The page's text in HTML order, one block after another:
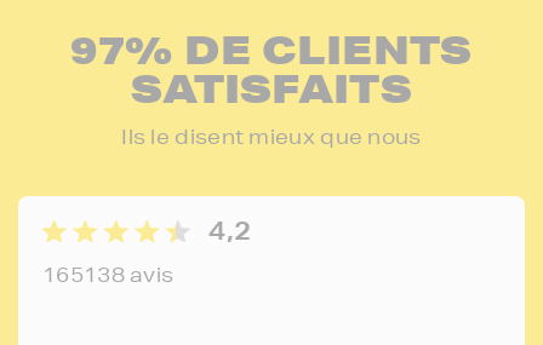
97% DE CLIENTS
SATISFAITS
Ils le disent mieux que nous
4,2
165138 avis